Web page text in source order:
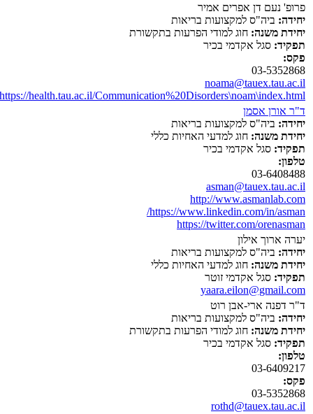
פרופ' נעם דן אפרים אמיר
יחידה: ביה"ס למקצועות בריאות
יחידת משנה: חוג למודי הפרעות בתקשורת
תפקיד: סגל אקדמי בכיר
פקס:
03-5352868
noama@tauex.tau.ac.il
https://health.tau.ac.il/Communication%20Disorders\noam\index.html
ד"ר אורן אסמן
יחידה: ביה"ס למקצועות בריאות
יחידת משנה: חוג למדעי האחיות כללי
תפקיד: סגל אקדמי בכיר
טלפון:
03-6408488
asman@tauex.tau.ac.il
http://www.asmanlab.com
https://www.linkedin.com/in/asman/
https://twitter.com/orenasman
יערה ארוך אילון
יחידה: ביה"ס למקצועות בריאות
יחידת משנה: חוג למדעי האחיות כללי
תפקיד: סגל אקדמי זוטר
yaara.eilon@gmail.com
ד"ר דפנה ארי-אבן רוט
יחידה: ביה"ס למקצועות בריאות
יחידת משנה: חוג למודי הפרעות בתקשורת
תפקיד: סגל אקדמי בכיר
טלפון:
03-6409217
פקס:
03-5352868
rothd@tauex.tau.ac.il